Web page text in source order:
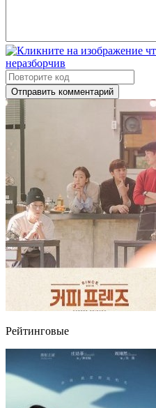
Отправить комментарий
Рейтинговые